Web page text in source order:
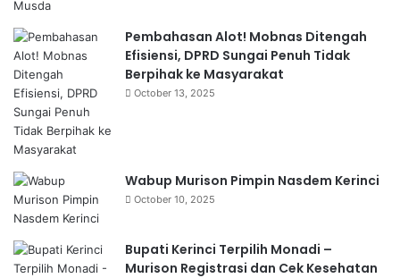
Pembahasan Alot! Mobnas Ditengah
Efisiensi, DPRD Sungai Penuh Tidak
Berpihak ke Masyarakat
October 13, 2025
Wabup Murison Pimpin Nasdem Kerinci
October 10, 2025
Bupati Kerinci Terpilih Monadi –
Murison Registrasi dan Cek Kesehatan